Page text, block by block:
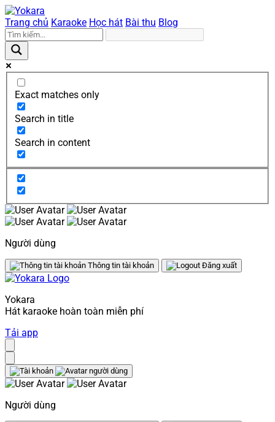
Trang chủ Karaoke Học hát Bài thu Blog
Exact matches only
Search in title
Search in content
Người dùng
Thông tin tài khoản Đăng xuất
Yokara
Hát karaoke hoàn toàn miễn phí
Tải app
Người dùng